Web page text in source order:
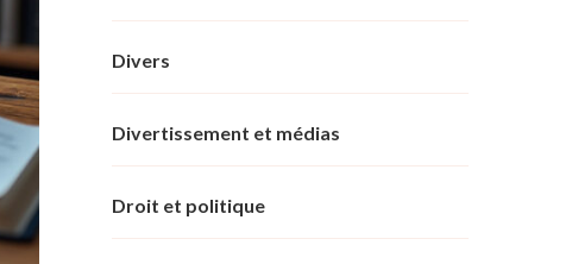
Divers
Divertissement et médias
Droit et politique